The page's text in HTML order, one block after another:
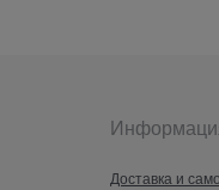
Доставка и